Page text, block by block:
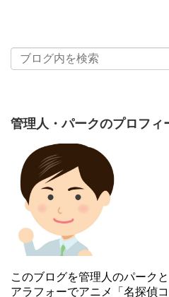
管理人・パークのプロフィ
このブログを管理人のパークと
アラフォーでアニメ「名探偵